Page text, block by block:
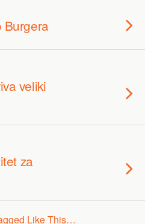
Burgera
veliki
za
Like This…